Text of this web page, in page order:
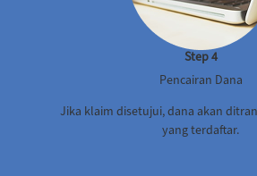
Step 4
Pencairan Dana
Jika klaim disetujui, dana akan
yang terdaftar.